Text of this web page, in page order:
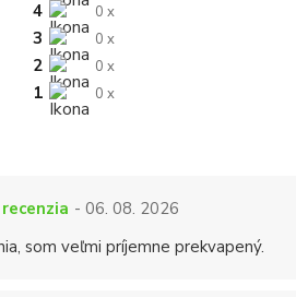
4
0 x
3 0 x
2 0 x
1 0 x
- 06. 08. 2026
som veľmi príjemne prekvapený.